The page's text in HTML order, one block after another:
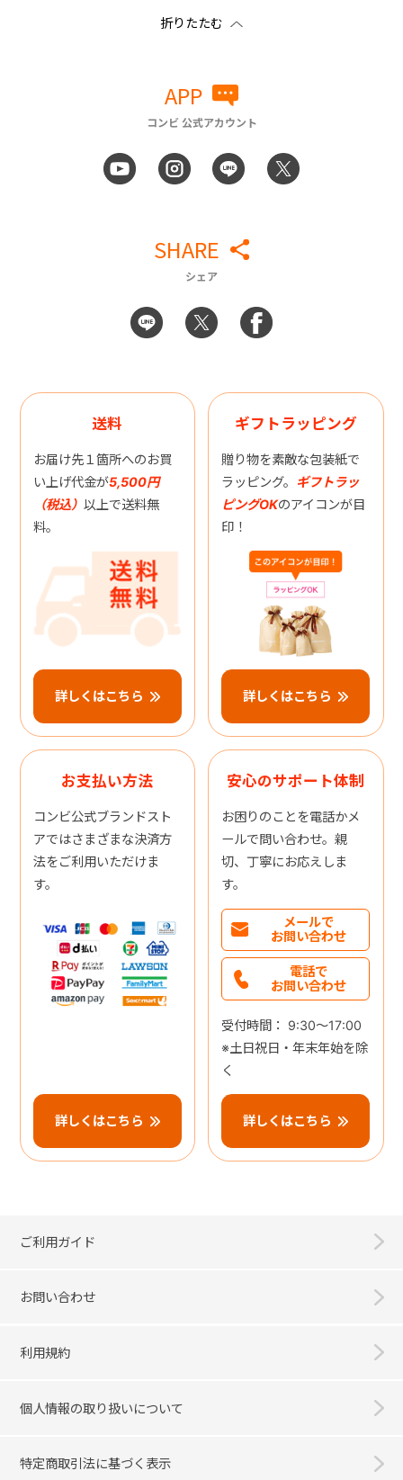
APP
コンビ 公式アカウント
SHARE
シェア
送料
お届け先１箇所へのお買
い上げ代金が5,500円
（税込） 以上で送料無
料。
詳しくはこちら
ギフトラッピング
贈り物を素敵な包装紙で
ラッピング。 ギフトラッ
ピングOKのアイコンが目
印！
詳しくはこちら
お支払い方法
コンビ公式ブランドスト
アではさまざまな決済方
法をご利用いただけま
す。
詳しくはこちら
安心のサポート体制
お困りのことを電話かメ
ールで問い合わせ。親
切、丁寧にお応えしま
す。
メールで
お問い合わせ
電話で
お問い合わせ
受付時間： 9:30～17:00
※土日祝日・年末年始を除
く
詳しくはこちら
ご利用ガイド
お問い合わせ
利用規約
個人情報の取り扱いについて
特定商取引法に基づく表示